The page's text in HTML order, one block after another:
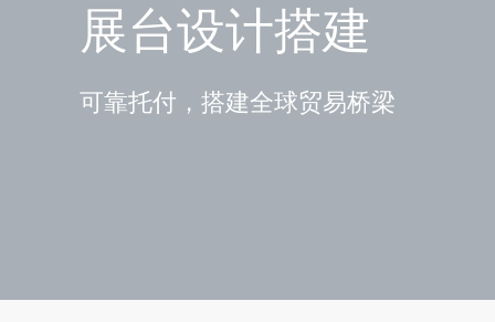
展台设计搭建
可靠托付，搭建全球贸易桥梁